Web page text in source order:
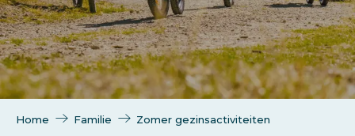
Home Familie Zomer gezinsactiviteiten